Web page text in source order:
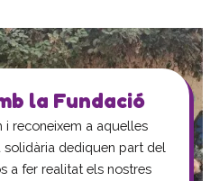
la Fundació
i reconeixem a aquelles
dediquen part del
a fer realitat els nostres